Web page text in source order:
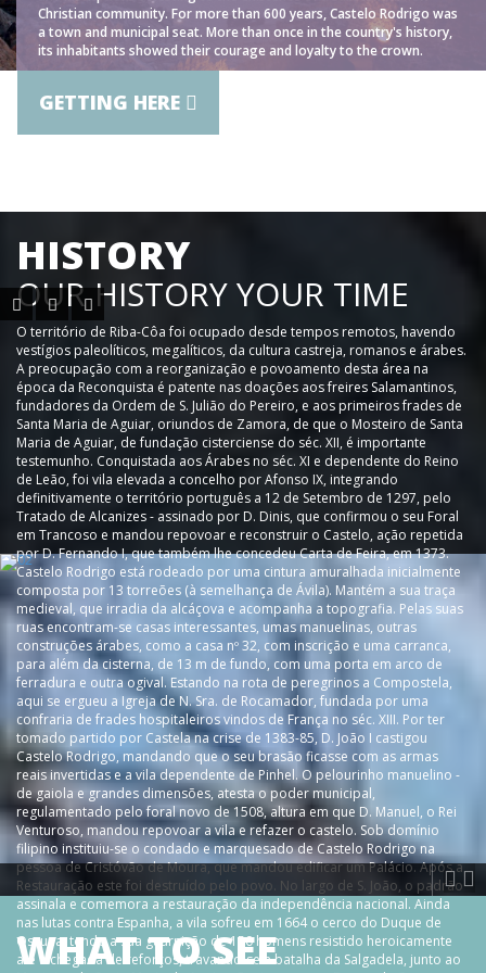
Christian community. For more than 600 years, Castelo Rodrigo was
a town and municipal seat. More than once in the country's history,
its inhabitants showed their courage and loyalty to the crown.
GETTING HERE
HISTORY
OUR HISTORY YOUR TIME
O território de Riba-Côa foi ocupado desde tempos remotos, havendo
vestígios paleolíticos, megalíticos, da cultura castreja, romanos e árabes.
A preocupação com a reorganização e povoamento desta área na
época da Reconquista é patente nas doações aos freires Salamantinos,
fundadores da Ordem de S. Julião do Pereiro, e aos primeiros frades de
Santa Maria de Aguiar, oriundos de Zamora, de que o Mosteiro de Santa
Maria de Aguiar, de fundação cisterciense do séc. XII, é importante
testemunho. Conquistada aos Árabes no séc. XI e dependente do Reino
de Leão, foi vila elevada a concelho por Afonso IX, integrando
definitivamente o território português a 12 de Setembro de 1297, pelo
Tratado de Alcanizes - assinado por D. Dinis, que confirmou o seu Foral
em Trancoso e mandou repovoar e reconstruir o Castelo, ação repetida
por D. Fernando I, que também lhe concedeu Carta de Feira, em 1373.
Castelo Rodrigo está rodeado por uma cintura amuralhada inicialmente
composta por 13 torreões (à semelhança de Ávila). Mantém a sua traça
medieval, que irradia da alcáçova e acompanha a topografia. Pelas suas
ruas encontram-se casas interessantes, umas manuelinas, outras
construções árabes, como a casa nº 32, com inscrição e uma carranca,
para além da cisterna, de 13 m de fundo, com uma porta em arco de
ferradura e outra ogival. Estando na rota de peregrinos a Compostela,
aqui se ergueu a Igreja de N. Sra. de Rocamador, fundada por uma
confraria de frades hospitaleiros vindos de França no séc. XIII. Por ter
tomado partido por Castela na crise de 1383-85, D. João I castigou
Castelo Rodrigo, mandando que o seu brasão ficasse com as armas
reais invertidas e a vila dependente de Pinhel. O pelourinho manuelino -
de gaiola e grandes dimensões, atesta o poder municipal,
regulamentado pelo foral novo de 1508, altura em que D. Manuel, o Rei
Venturoso, mandou repovoar a vila e refazer o castelo. Sob domínio
filipino instituiu-se o condado e marquesado de Castelo Rodrigo na
pessoa de Cristóvão de Moura, que mandou edificar um Palácio. Após a
Restauração este foi destruído pelo povo. No largo de S. João, o padrão
assinala e comemora a restauração da independência nacional. Ainda
nas lutas contra Espanha, a vila sofreu em 1664 o cerco do Duque de
Ossuna, tendo a sua guarnição de 150 homens resistido heroicamente
até à chegada de reforços, travando-se a batalha da Salgadela, junto ao
WHAT TO SEE